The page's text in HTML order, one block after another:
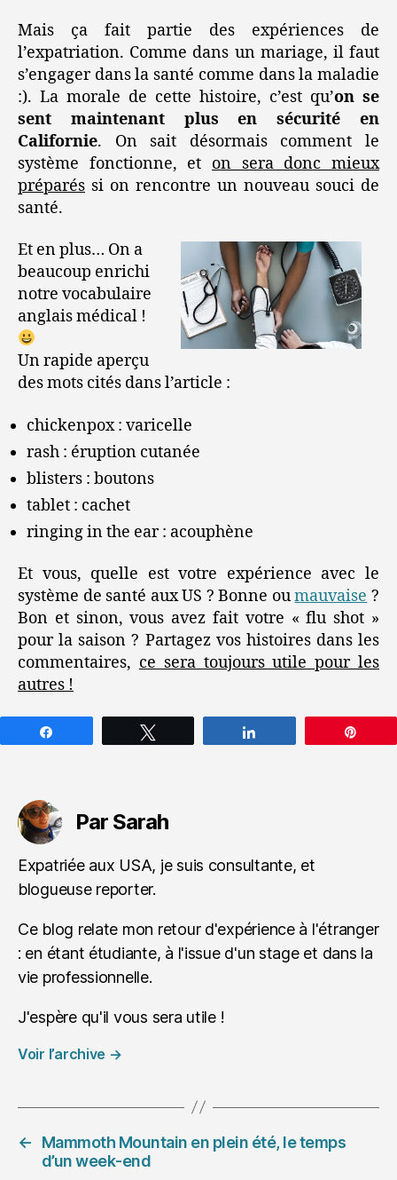
Mais ça fait partie des expériences de
l’expatriation. Comme dans un mariage, il faut
s’engager dans la santé comme dans la maladie
:). La morale de cette histoire, c’est qu’on se
sent maintenant plus en sécurité en
Californie. On sait désormais comment le
système fonctionne, et on sera donc mieux
préparés si on rencontre un nouveau souci de
santé.
Et en plus… On a
beaucoup enrichi
notre vocabulaire
anglais médical !
Un rapide aperçu
des mots cités dans l’article :
chickenpox : varicelle
rash : éruption cutanée
blisters : boutons
tablet : cachet
ringing in the ear : acouphène
Et vous, quelle est votre expérience avec le
système de santé aux US ? Bonne oumauvaise ?
Bon et sinon, vous avez fait votre « flu shot »
pour la saison ? Partagez vos histoires dans les
commentaires, ce sera toujours utile pour les
autres !
Par Sarah
Expatriée aux USA, je suis consultante, et
blogueuse reporter.
Ce blog relate mon retour d'expérience à l'étranger
: en étant étudiante, à l'issue d'un stage et dans la
vie professionnelle.
J'espère qu'il vous sera utile !
Voir l’archive →
←
Mammoth Mountain en plein été, le temps
d’un week-end